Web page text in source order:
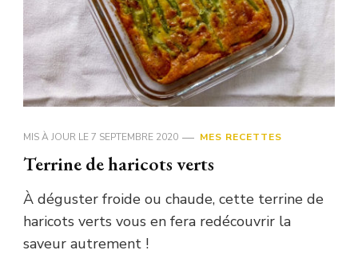
MIS À JOUR LE7 SEPTEMBRE 2020 MES RECETTES
Terrine de haricots verts
À déguster froide ou chaude, cette terrine de
haricots verts vous en fera redécouvrir la
saveur autrement !